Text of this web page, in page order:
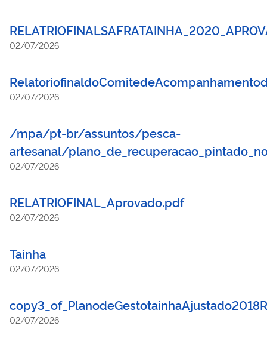
02/07/2026
02/07/2026
/mpa/pt-br/assuntos/pesca-
artesanal/
02/07/2026
RELATRIOFINAL_Aprovado.pdf
02/07/2026
Tainha
02/07/2026
02/07/2026